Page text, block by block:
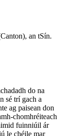
an tSín.
do na
sé trí gach a
ag paisean don
chomhréiteach
fuinniúil ár
le chéile mar